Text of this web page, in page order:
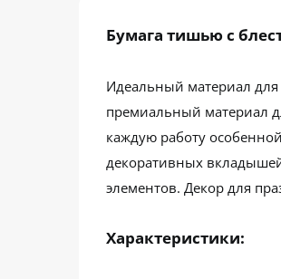
Бумага тишью с
Идеальный материал для
премиальный материал
каждую работу
декоративных
элементов. Декор для
Характеристики: